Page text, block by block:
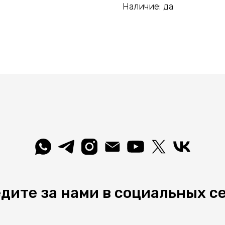
Наличие: да
за нами в социальных